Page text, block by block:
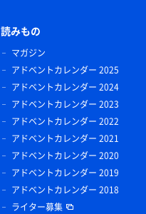
読みもの
マガジン
アドベントカレンダー 2025
アドベントカレンダー 2024
アドベントカレンダー 2023
アドベントカレンダー 2022
アドベントカレンダー 2021
アドベントカレンダー 2020
アドベントカレンダー 2019
アドベントカレンダー 2018
ライター募集